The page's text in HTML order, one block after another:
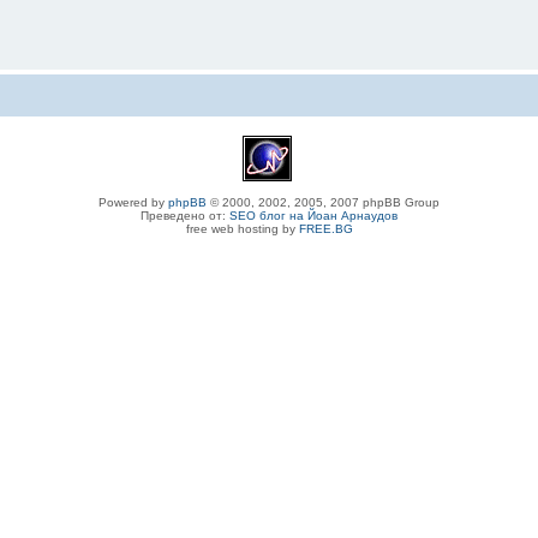
Powered by phpBB © 2000, 2002, 2005, 2007 phpBB Group
Преведено от: SEO блог на Йоан Арнаудов
free web hosting by FREE.BG